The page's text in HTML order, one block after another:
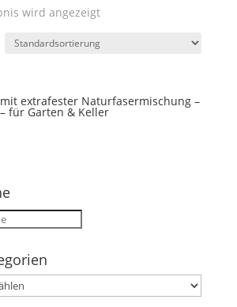
wird angezeigt
extrafester Naturfasermischung –
für Garten & Keller